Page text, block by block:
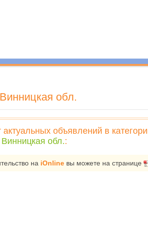
обл.
объявлений в
обл.:
на iOnline вы можете на странице